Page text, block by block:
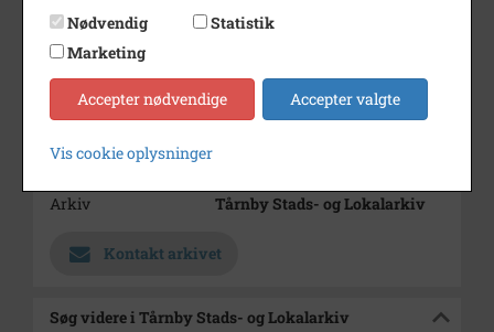
Størrelse
12 x 18
Se på kort
Type
Sogn (1000-2050)
Enhed
Arkiv
Tårnby Stads- og Lokalarkiv
Kontakt arkivet
Søg videre i Tårnby Stads- og Lokalarkiv
Nødvendig
Statistik
Marketing
Accepter nødvendige Accepter valgte
Vis cookie oplysninger